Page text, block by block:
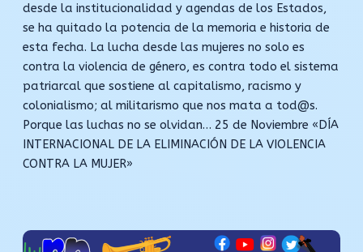
desde la institucionalidad y agendas de los Estados,
se ha quitado la potencia de la memoria e historia de
esta fecha. La lucha desde las mujeres no solo es
contra la violencia de género, es contra todo el sistema
patriarcal que sostiene al capitalismo, racismo y
colonialismo; al militarismo que nos mata a tod@s.
Porque las luchas no se olvidan… 25 de Noviembre «DÍA
INTERNACIONAL DE LA ELIMINACIÓN DE LA VIOLENCIA
CONTRA LA MUJER»